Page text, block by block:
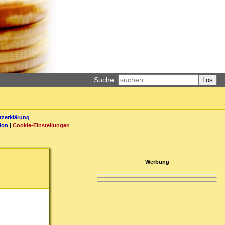
Suche: Los
| Cookie-Einstellungen
Werbung